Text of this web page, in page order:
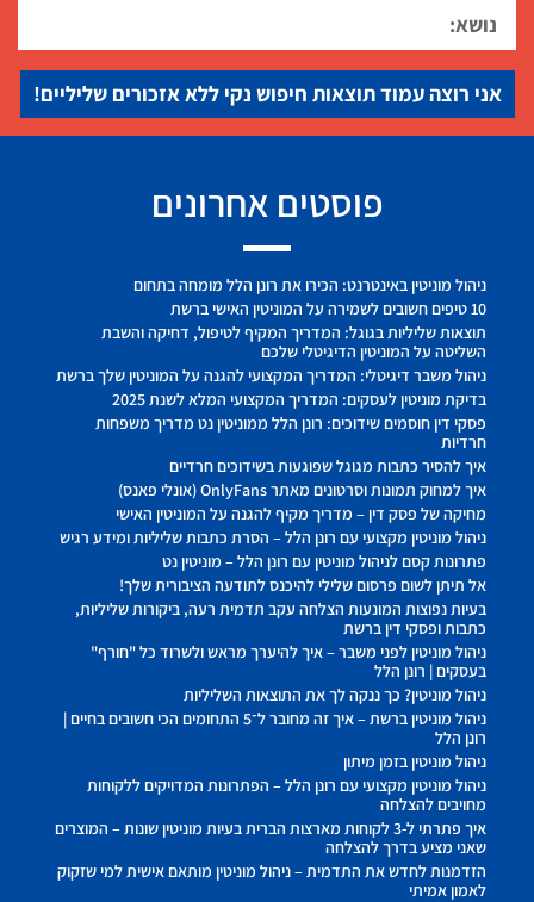
אני רוצה עמוד תוצאות חיפוש נקי ללא אזכורים שליליים!
פוסטים אחרונים
ניהול מוניטין באינטרנט: הכירו את רונן הלל מומחה בתחום
10 טיפים חשובים לשמירה על המוניטין האישי ברשת
תוצאות שליליות בגוגל: המדריך המקיף לטיפול, דחיקה והשבת
השליטה על המוניטין הדיגיטלי שלכם
ניהול משבר דיגיטלי: המדריך המקצועי להגנה על המוניטין שלך ברשת
בדיקת מוניטין לעסקים: המדריך המקצועי המלא לשנת 2025
פסקי דין חוסמים שידוכים: רונן הלל ממוניטין נט מדריך משפחות
חרדיות
איך להסיר כתבות מגוגל שפוגעות בשידוכים חרדיים
איך למחוק תמונות וסרטונים מאתר OnlyFans (אונלי פאנס)
מחיקה של פסק דין – מדריך מקיף להגנה על המוניטין האישי
ניהול מוניטין מקצועי עם רונן הלל – הסרת כתבות שליליות ומידע רגיש
פתרונות קסם לניהול מוניטין עם רונן הלל – מוניטין נט
אל תיתן לשום פרסום שלילי להיכנס לתודעה הציבורית שלך!
בעיות נפוצות המונעות הצלחה עקב תדמית רעה, ביקורות שליליות,
כתבות ופסקי דין ברשת
ניהול מוניטין לפני משבר – איך להיערך מראש ולשרוד כל "חורף"
בעסקים | רונן הלל
ניהול מוניטין? כך ננקה לך את התוצאות השליליות
ניהול מוניטין ברשת – איך זה מחובר ל־5 התחומים הכי חשובים בחיים |
רונן הלל
ניהול מוניטין בזמן מיתון
ניהול מוניטין מקצועי עם רונן הלל – הפתרונות המדויקים ללקוחות
מחויבים להצלחה
איך פתרתי ל-3 לקוחות מארצות הברית בעיות מוניטין שונות – המוצרים
שאני מציע בדרך להצלחה
הזדמנות לחדש את התדמית – ניהול מוניטין מותאם אישית למי שזקוק
לאמון אמיתי